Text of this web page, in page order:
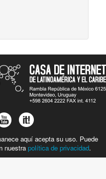
aquí acepta su uso. Puede
nuestra política de privacidad.